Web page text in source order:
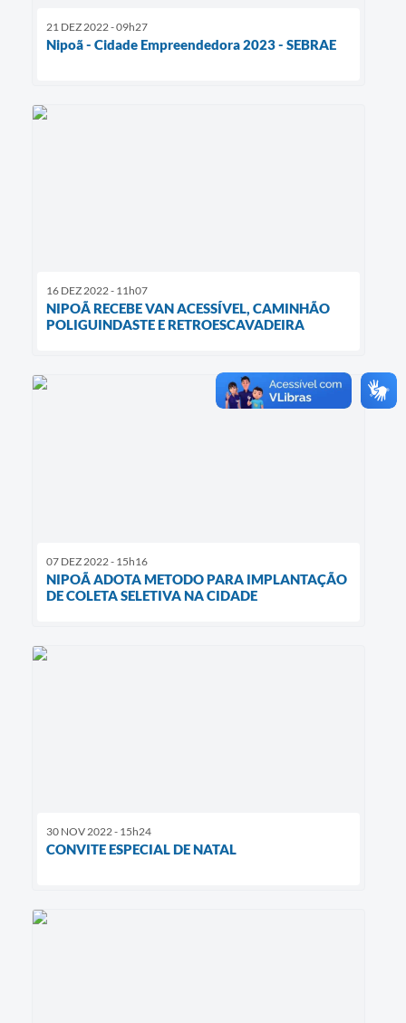
21 DEZ 2022 - 09h27
Nipoã - Cidade Empreendedora 2023 - SEBRAE
16 DEZ 2022 - 11h07
NIPOÃ RECEBE VAN ACESSÍVEL, CAMINHÃO
POLIGUINDASTE E RETROESCAVADEIRA
07 DEZ 2022 - 15h16
NIPOÃ ADOTA METODO PARA IMPLANTAÇÃO
DE COLETA SELETIVA NA CIDADE
30 NOV 2022 - 15h24
CONVITE ESPECIAL DE NATAL